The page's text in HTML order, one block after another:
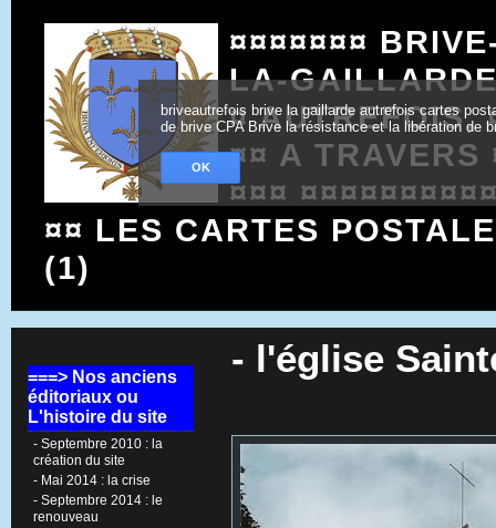
briveautrefois brive la gaillarde autrefois cartes
de brive CPA Brive la résistance et la libération de
OK
¤¤¤¤¤¤¤
LA-
¤ AUTREFOIS,
¤¤ A TRAVERS
¤¤¤
¤¤ LES CARTES
(1)
===> Nos anciens
éditoriaux ou
L'histoire du site
- Septembre 2010 : la
création du site
- Mai 2014 : la crise
- Septembre 2014 : le
renouveau
- l'église